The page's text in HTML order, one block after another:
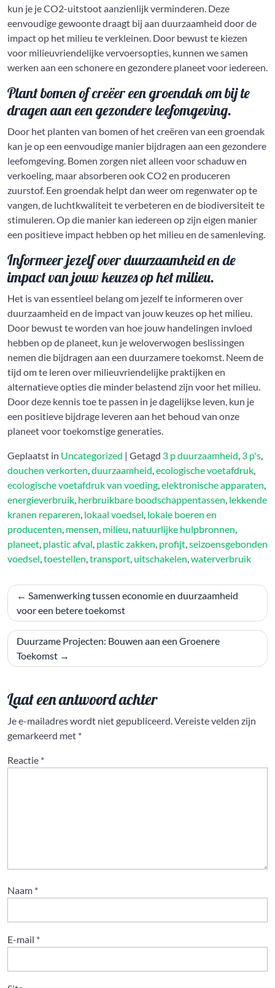
kun je je CO2-uitstoot aanzienlijk verminderen. Deze
eenvoudige gewoonte draagt bij aan duurzaamheid door de
impact op het milieu te verkleinen. Door bewust te kiezen
voor milieuvriendelijke vervoersopties, kunnen we samen
werken aan een schonere en gezondere planeet voor iedereen.
Plant bomen of creëer een groendak om bij te
dragen aan een gezondere leefomgeving.
Door het planten van bomen of het creëren van een groendak
kan je op een eenvoudige manier bijdragen aan een gezondere
leefomgeving. Bomen zorgen niet alleen voor schaduw en
verkoeling, maar absorberen ook CO2 en produceren
zuurstof. Een groendak helpt dan weer om regenwater op te
vangen, de luchtkwaliteit te verbeteren en de biodiversiteit te
stimuleren. Op die manier kan iedereen op zijn eigen manier
een positieve impact hebben op het milieu en de samenleving.
Informeer jezelf over duurzaamheid en de
impact van jouw keuzes op het milieu.
Het is van essentieel belang om jezelf te informeren over
duurzaamheid en de impact van jouw keuzes op het milieu.
Door bewust te worden van hoe jouw handelingen invloed
hebben op de planeet, kun je weloverwogen beslissingen
nemen die bijdragen aan een duurzamere toekomst. Neem de
tijd om te leren over milieuvriendelijke praktijken en
alternatieve opties die minder belastend zijn voor het milieu.
Door deze kennis toe te passen in je dagelijkse leven, kun je
een positieve bijdrage leveren aan het behoud van onze
planeet voor toekomstige generaties.
Geplaatst in Uncategorized | Getagd 3 p duurzaamheid 3 p's
douchen verkorten duurzaamheid ecologische voetafdruk
ecologische voetafdruk van voeding elektronische apparaten
energieverbruik herbruikbare boodschappentassen lekkende
kranen repareren lokaal voedsel lokale boeren en
producenten mensen milieu natuurlijke hulpbronnen
planeet plastic afval plastic zakken profijt seizoensgebonden
voedsel toestellen transport uitschakelen waterverbruik
Bericht
navigatie
Samenwerking tussen economie en duurzaamheid
voor een betere toekomst
Duurzame Projecten: Bouwen aan een Groenere
Toekomst
Laat een antwoord achter
Je e-mailadres wordt niet gepubliceerd. Vereiste velden zijn
gemarkeerd met *
Reactie *
Naam *
E-mail *